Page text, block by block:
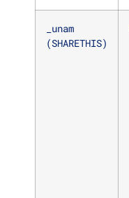
_unam
(SHARETHIS)